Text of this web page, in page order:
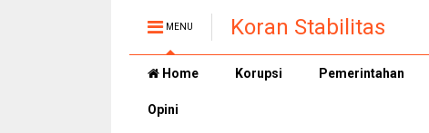
MENU Koran Stabilitas
Home Korupsi Pemerintahan
Opini